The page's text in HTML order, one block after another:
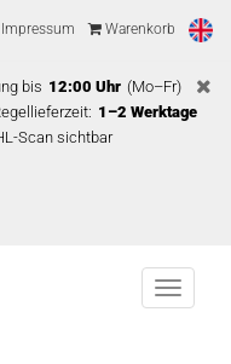
Warenkorb
bis 12:00 Uhr (Mo–Fr)
1–2 Werktage
Scan sichtbar
Menu